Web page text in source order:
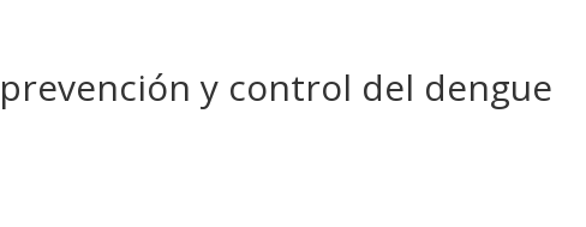
y control del dengue